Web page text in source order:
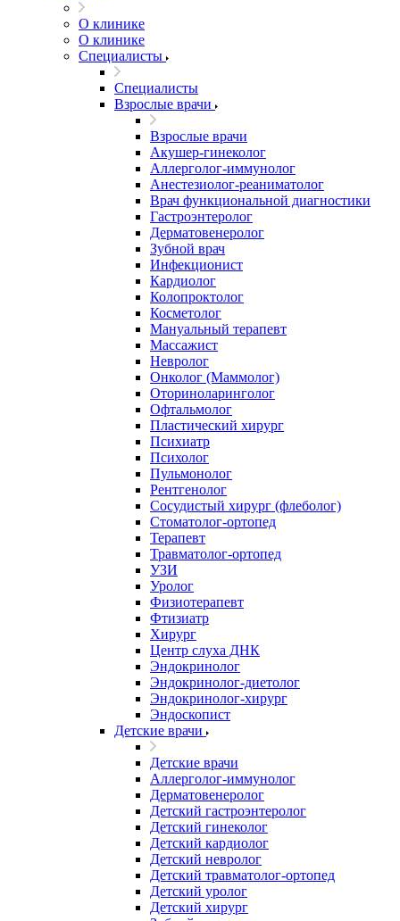
О клинике
О клинике
Специалисты
Специалисты
Взрослые врачи
Взрослые врачи
Акушер-гинеколог
Аллерголог-иммунолог
Анестезиолог-реаниматолог
Врач функциональной диагностики
Гастроэнтеролог
Дерматовенеролог
Зубной врач
Инфекционист
Кардиолог
Колопроктолог
Косметолог
Мануальный терапевт
Массажист
Невролог
Онколог (Маммолог)
Оториноларинголог
Офтальмолог
Пластический хирург
Психиатр
Психолог
Пульмонолог
Рентгенолог
Сосудистый хирург (флеболог)
Стоматолог-ортопед
Терапевт
Травматолог-ортопед
УЗИ
Уролог
Физиотерапевт
Фтизиатр
Хирург
Центр слуха ДНК
Эндокринолог
Эндокринолог-диетолог
Эндокринолог-хирург
Эндоскопист
Детские врачи
Детские врачи
Аллерголог-иммунолог
Дерматовенеролог
Детский гастроэнтеролог
Детский гинеколог
Детский кардиолог
Детский невролог
Детский травматолог-ортопед
Детский уролог
Детский хирург